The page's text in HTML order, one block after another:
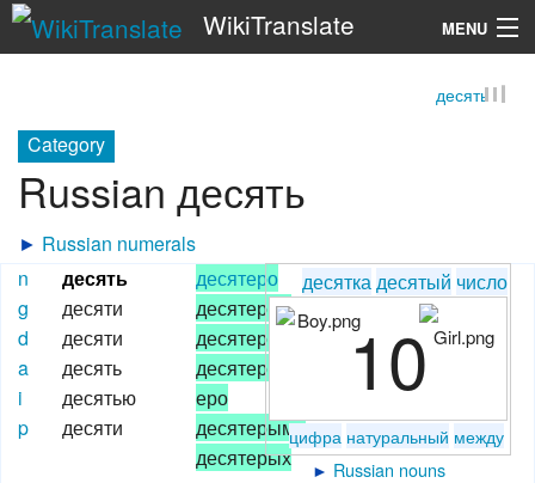
WikiTranslate MENU
десять
Category
Russian десять
► Russian numerals
n
g
d
a
i
p
десять
десяти
десяти
десять
десятью
десяти
десятеро
десятерых
десятерым
десятерых/
еро
десятерыми
десятерых
десяткадесятый число
10
цифра натуральный между
► Russian nouns